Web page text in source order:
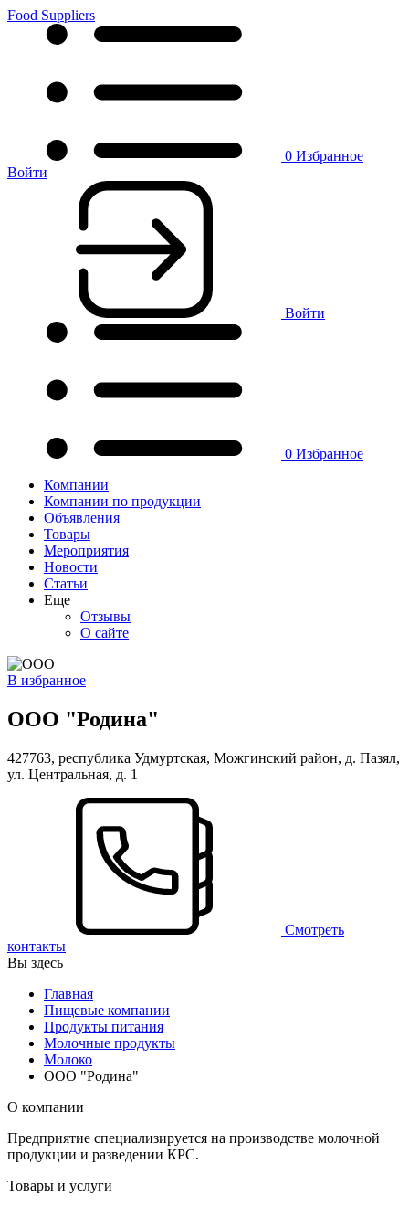
Food Suppliers
0 Избранное
Войти
Войти
0 Избранное
Компании
Компании по продукции
Объявления
Товары
Мероприятия
Новости
Статьи
Еще
Отзывы
О сайте
В избранное
ООО "Родина"
427763, республика Удмуртская, Можгинский район, д. Пазял,
ул. Центральная, д. 1
Смотреть
контакты
Вы здесь
Главная
Пищевые компании
Продукты питания
Молочные продукты
Молоко
ООО "Родина"
О компании
Предприятие специализируется на производстве молочной
продукции и разведении КРС.
Товары и услуги